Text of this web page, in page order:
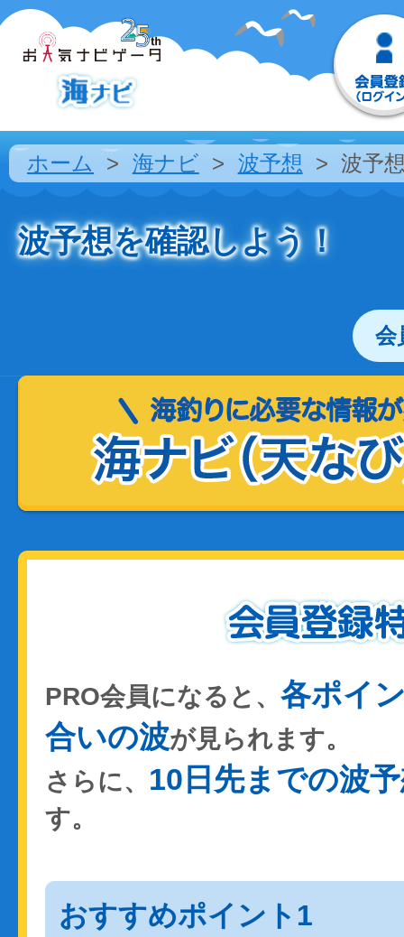
ホーム 海ナビ 波予想 波予
波予想を確認しよう！
会
PRO会員になると、 各ポイ
合いの波が見られます。
さらに、 10日先までの波
す。
おすすめポイント1